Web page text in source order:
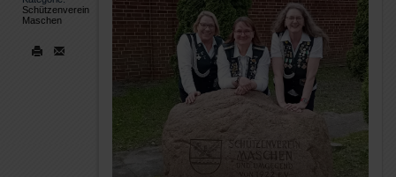
Schützenverein
Maschen